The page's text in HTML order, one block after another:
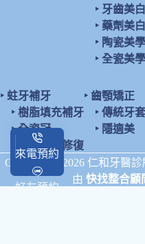
‣ 牙齒美白
‣ 藥劑美白
‣ 陶瓷美
‣ 全瓷美學
‣ 蛀牙補牙
‣ 樹脂填充補牙
‣全瓷冠
陶瓷鑲嵌修復
‣ 齒顎矯正
‣ 傳統牙套
‣ 隱適美
Copyright © 2026 仁和牙醫
由快找整合顧
來電預約
好友預約